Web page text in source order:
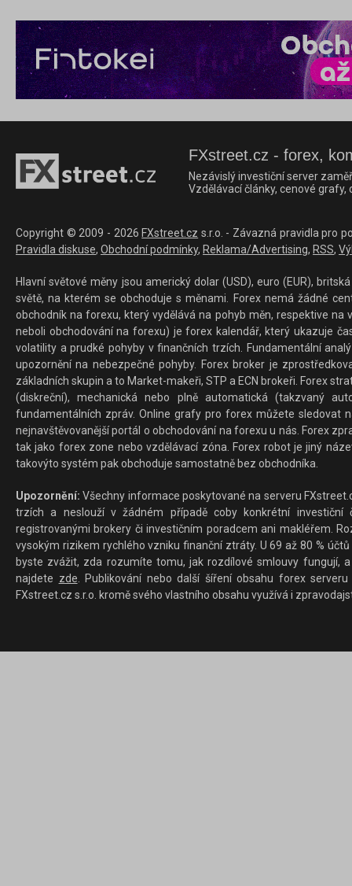
FXstreet.cz - forex,
Nezávislý investiční server
Vzdělávací články, cenové
Copyright © 2009 - 2026 FXstreet.cz s.r.o. - Závazná pravidla pro
Pravidla diskuse, Obchodní podmínky, Reklama/Advertising, RSS,
Hlavní světové měny jsou americký dolar (USD), euro (EUR),
světě, na kterém se obchoduje s měnami. Forex nemá žádné
obchodník na forexu, který vydělává na pohyb měn, respektive
neboli obchodování na forexu) je forex kalendář, který ukazuje
volatility a prudké pohyby v finančních trzích. Fundamentální
upozornění na nebezpečné pohyby. Forex broker je
základních skupin a to Market-makeři, STP a ECN brokeři. Forex
(diskreční), mechanická nebo plně automatická (takzvaný
fundamentálních zpráv. Online grafy pro forex můžete sledovat
nejnavštěvovanější portál o obchodování na forexu u nás. Forex
tak jako forex zone nebo vzdělávací zóna. Forex robot je jiný
takovýto systém pak obchoduje samostatně bez obchodníka.
Upozornění: Všechny informace poskytované na serveru
trzích a neslouží v žádném případě coby konkrétní investiční
registrovanými brokery či investičním poradcem ani makléřem.
vysokým rizikem rychlého vzniku finanční ztráty. U 69 až 80 %
byste zvážit, zda rozumíte tomu, jak rozdílové smlouvy fungují,
najdete zde. Publikování nebo další šíření obsahu forex
FXstreet.cz s.r.o. kromě svého vlastního obsahu využívá i